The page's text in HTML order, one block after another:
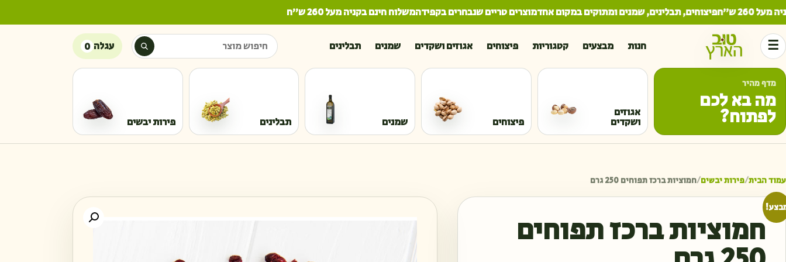
ש"ח פיצוחים, תבלינים, שמנים ומתוקים במקום אחדמוצרים טריים שנבחרים בקפידהמשלוח חינם בקניה מעל 260 ש"ח
☰ חנות מבצעים קטגוריות פיצוחים אגוזים ושקדים שמנים תבלינים חיפוש מוצר עגלה 0
מדף מהיר
מה בא לכם
לפתוח? אגוזים
ושקדים פיצוחים שמנים תבלינים פירות יבשים
עמוד הבית/פירות יבשים/חמוציות ברכז תפוחים 250 גרם
חמוציות ברכז תפוחים